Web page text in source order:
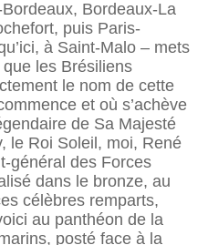
Bordeaux-La
puis Paris-
à Saint-Malo – mets
que les Brésiliens
le nom de cette
et où s’achève
de Sa Majesté
le Roi Soleil, moi, René
général des Forces
dans le bronze, au
célèbres remparts,
au panthéon de la
posté face à la